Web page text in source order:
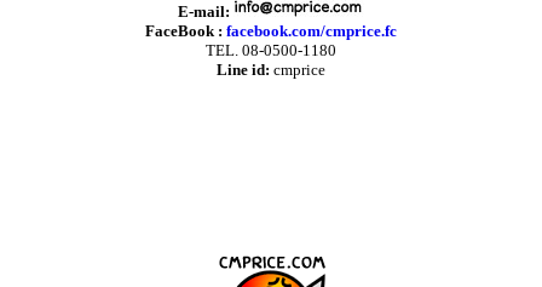
E-mail:
FaceBook : facebook.com/cmprice.fc
TEL. 08-0500-1180
Line id: cmprice